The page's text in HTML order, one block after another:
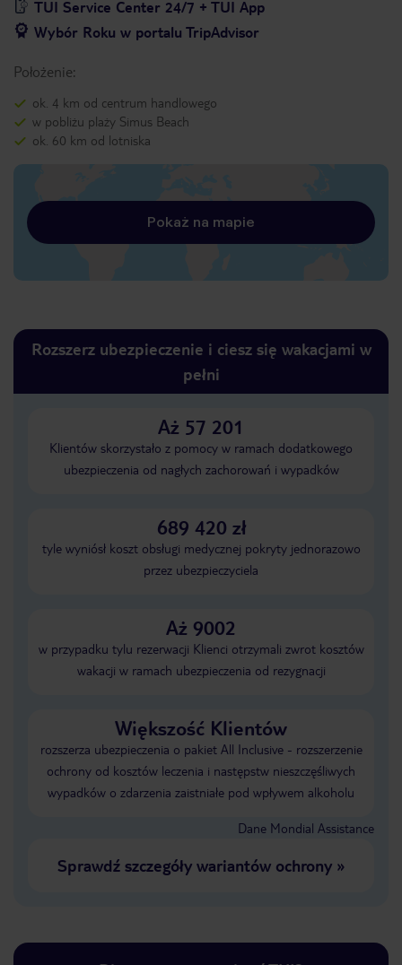
TUI Service Center 24/7 + TUI App
Wybór Roku w portalu TripAdvisor
Położenie:
ok. 4 km od centrum handlowego
w pobliżu plaży Simus Beach
ok. 60 km od lotniska
Pokaż na mapie
Rozszerz ubezpieczenie i ciesz się wakacjami w
pełni
Aż 57 201
Klientów skorzystało z pomocy w ramach dodatkowego
ubezpieczenia od nagłych zachorowań i wypadków
689 420 zł
tyle wyniósł koszt obsługi medycznej pokryty jednorazowo
przez ubezpieczyciela
Aż 9002
w przypadku tylu rezerwacji Klienci otrzymali zwrot kosztów
wakacji w ramach ubezpieczenia od rezygnacji
Większość Klientów
rozszerza ubezpieczenia o pakiet All Inclusive - rozszerzenie
ochrony od kosztów leczenia i następstw nieszczęśliwych
wypadków o zdarzenia zaistniałe pod wpływem alkoholu
Dane Mondial Assistance
Sprawdź szczegóły wariantów ochrony»